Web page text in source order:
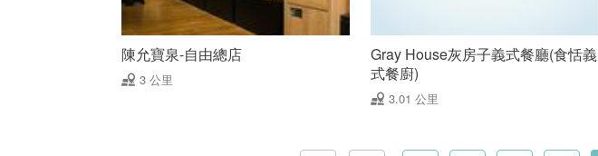
陳允寶泉-自由總店
3 公里
Gray House灰房子義式餐廳(食恬義
式餐廚)
3.01 公里